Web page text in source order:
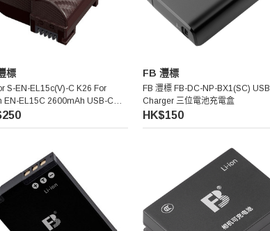
標
S-EN-EL15c(V)-C K26 For
EN-EL15C 2600mAh USB-C
相機電池
FB 灃標
FB 灃標 FB-DC-NP-BX1(SC) USB
Charger 三位電池充電盒
HK$150